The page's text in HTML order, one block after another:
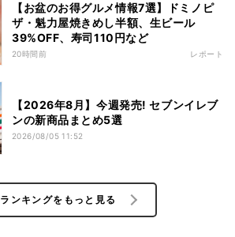
【お盆のお得グルメ情報7選】ドミノピ
ザ・魁力屋焼きめし半額、生ビール
39%OFF、寿司110円など
20時間前 レポート
【2026年8月】今週発売! セブンイレブ
ンの新商品まとめ5選
2026/08/05 11:52
ランキングをもっと見る